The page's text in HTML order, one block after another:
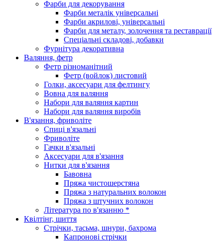
Фарби для декорування
Фарби металік універсальні
Фарби акрилові, універсальні
Фарби для металу, золочення та реставрації
Спеціальні складові, добавки
Фурнітура декоративна
Валяння, фетр
Фетр різноманітний
Фетр (войлок) листовий
Голки, аксесуари для фелтингу
Вовна для валяння
Набори для валяння картин
Набори для валяння виробів
В'язання, фриволіте
Спиці в'язальні
Фриволіте
Гачки в'язальні
Аксесуари для в'язання
Нитки для в'язання
Бавовна
Пряжа чистошерстяна
Пряжа з натуральних волокон
Пряжа з штучних волокон
Література по в'язанню *
Квілтінг, шиття
Стрічки, тасьма, шнури, бахрома
Капронові стрічки